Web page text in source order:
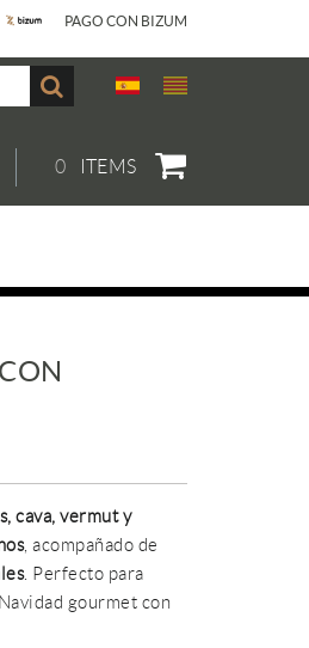
PAGO CON BIZUM
0 ITEMS
cava, vermut y
, acompañado de
. Perfecto para
gourmet con